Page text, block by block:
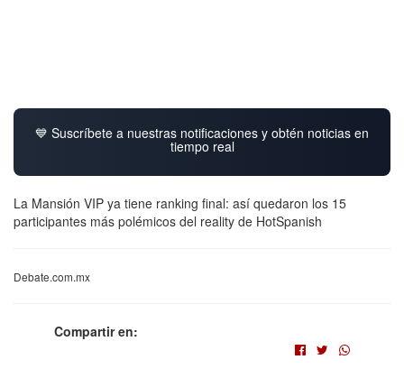
💙 Suscríbete a nuestras notificaciones y obtén noticias en
tiempo real
La Mansión VIP ya tiene ranking final: así quedaron los 15
participantes más polémicos del reality de HotSpanish
Debate.com.mx
Compartir en: